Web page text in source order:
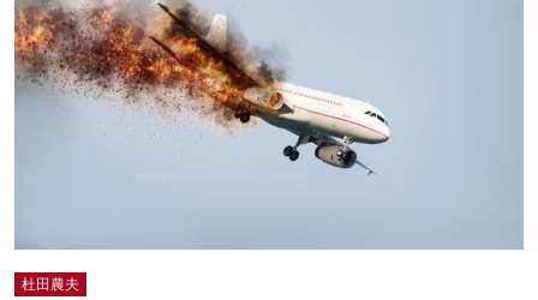
科技
影片
名家榜
杜田農夫